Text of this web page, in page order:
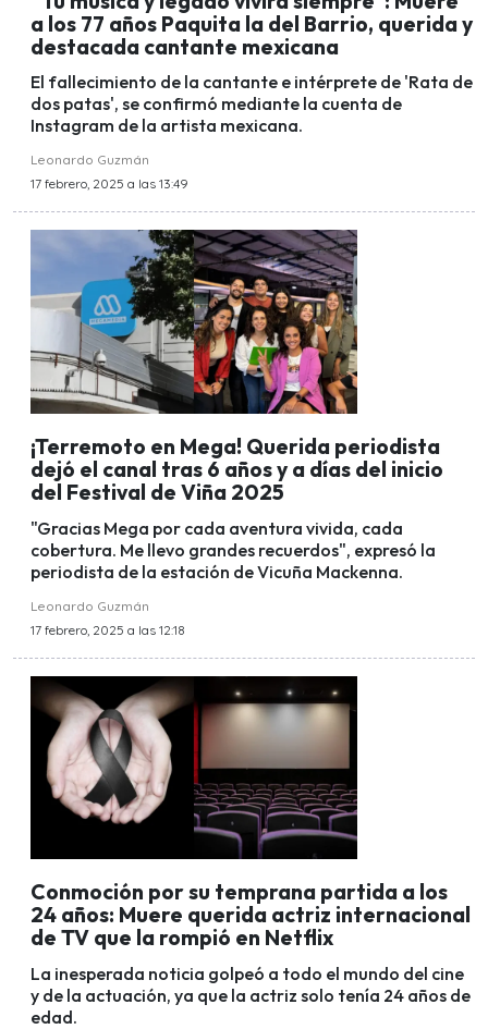
a los 77 años Paquita la del Barrio, querida y
destacada cantante mexicana
El fallecimiento de la cantante e intérprete de 'Rata de
dos patas', se confirmó mediante la cuenta de
Instagram de la artista mexicana.
Leonardo Guzmán
17 febrero, 2025 a las 13:49
¡Terremoto en Mega! Querida periodista
dejó el canal tras 6 años y a días del inicio
del Festival de Viña 2025
"Gracias Mega por cada aventura vivida, cada
cobertura. Me llevo grandes recuerdos", expresó la
periodista de la estación de Vicuña Mackenna.
Leonardo Guzmán
17 febrero, 2025 a las 12:18
Conmoción por su temprana partida a los
24 años: Muere querida actriz internacional
de TV que la rompió en Netflix
La inesperada noticia golpeó a todo el mundo del cine
y de la actuación, ya que la actriz solo tenía 24 años de
edad.